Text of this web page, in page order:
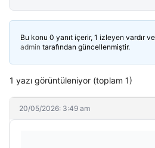
Bu konu 0 yanıt içerir, 1 izleyen vardır
admin tarafından güncellenmiştir.
1 yazı görüntüleniyor (toplam 1)
20/05/2026: 3:49 am